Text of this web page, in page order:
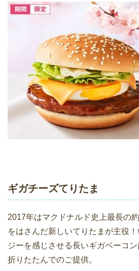
ギガチーズてりたま
2017年はマクドナルド史上最長の
をはさんだ新しいてりたまが主役
ジーを感じさせる長いギガベーコ
折りたたんでのご提供。